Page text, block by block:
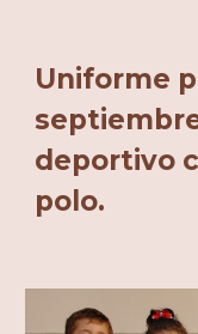
Uniforme
deportivo
polo.